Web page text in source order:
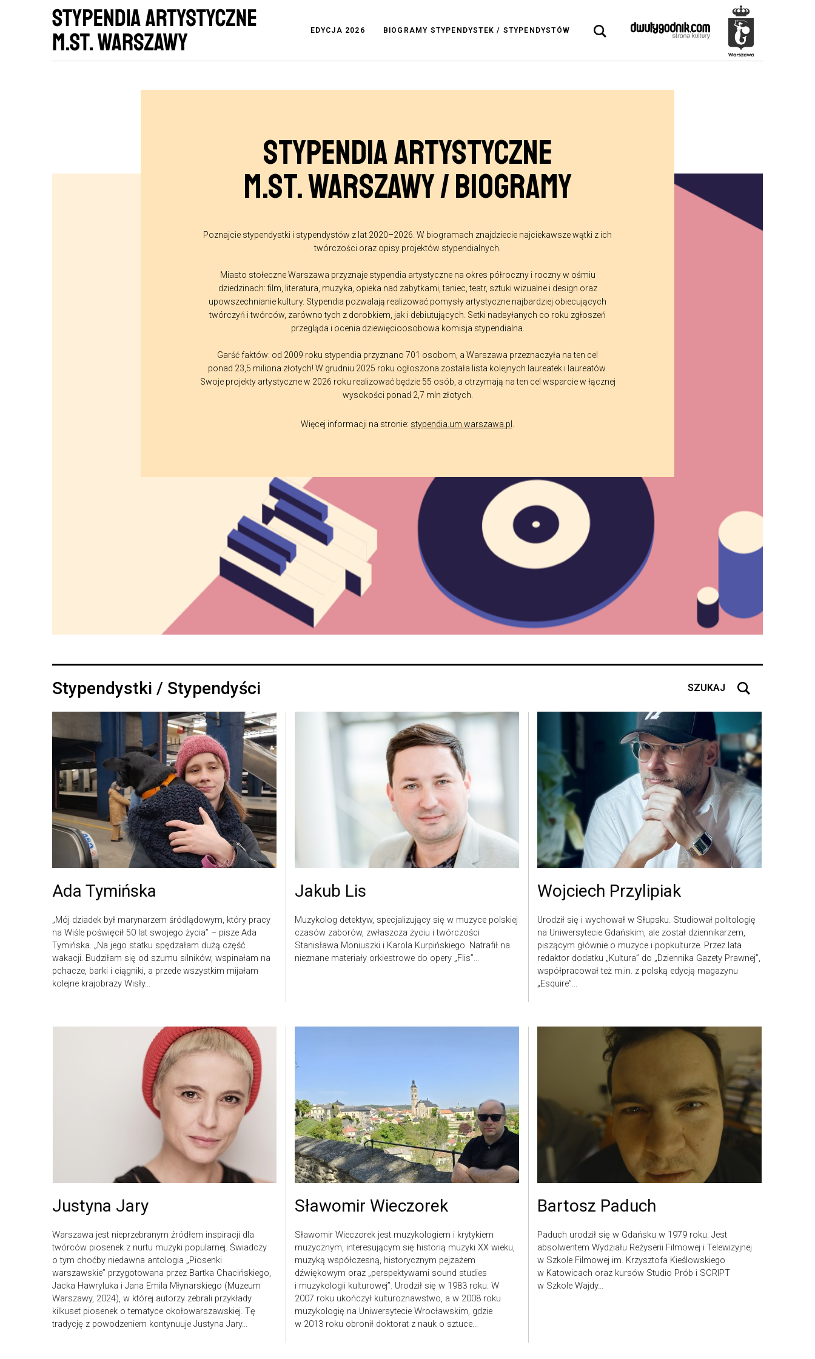
EDYCJA 2026 BIOGRAMY STYPENDYSTEK / STYPENDYSTÓW
STYPENDIA ARTYSTYCZNE
M.ST. WARSZAWY / BIOGRAMY
Poznajcie stypendystki i stypendystów z lat 2020–2026. W biogramach znajdziecie najciekawsze wątki z ich
twórczości oraz opisy projektów stypendialnych.
Miasto stołeczne Warszawa przyznaje stypendia artystyczne na okres półroczny i roczny w ośmiu
dziedzinach: film, literatura, muzyka, opieka nad zabytkami, taniec, teatr, sztuki wizualne i design oraz
upowszechnianie kultury. Stypendia pozwalają realizować pomysły artystyczne najbardziej obiecujących
twórczyń i twórców, zarówno tych z dorobkiem, jak i debiutujących. Setki nadsyłanych co roku zgłoszeń
przegląda i ocenia dziewięcioosobowa komisja stypendialna.
Garść faktów: od 2009 roku stypendia przyznano 701 osobom, a Warszawa przeznaczyła na ten cel
ponad 23,5 miliona złotych! W grudniu 2025 roku ogłoszona została lista kolejnych laureatek i laureatów.
Swoje projekty artystyczne w 2026 roku realizować będzie 55 osób, a otrzymają na ten cel wsparcie w łącznej
wysokości ponad 2,7 mln złotych.
Więcej informacji na stronie: stypendia.um.warszawa.pl
Stypendystki / Stypendyści SZUKAJ
Ada Tymińska
„Mój dziadek był marynarzem śródlądowym, który pracy
na Wiśle poświęcił 50 lat swojego życia” – pisze Ada
Tymińska. „Na jego statku spędzałam dużą część
wakacji. Budziłam się od szumu silników, wspinałam na
pchacze, barki i ciągniki, a przede wszystkim mijałam
kolejne krajobrazy Wisły...
Jakub Lis
Muzykolog detektyw, specjalizujący się w muzyce polskiej
czasów zaborów, zwłaszcza życiu i twórczości
Stanisława Moniuszki i Karola Kurpińskiego. Natrafił na
nieznane materiały orkiestrowe do opery „Flis”…
Wojciech Przylipiak
Urodził się i wychował w Słupsku. Studiował politologię
na Uniwersytecie Gdańskim, ale został dziennikarzem,
piszącym głównie o muzyce i popkulturze. Przez lata
redaktor dodatku „Kultura” do „Dziennika Gazety Prawnej”,
współpracował też m.in. z polską edycją magazynu
„Esquire”...
Justyna Jary
Warszawa jest nieprzebranym źródłem inspiracji dla
twórców piosenek z nurtu muzyki popularnej. Świadczy
o tym choćby niedawna antologia „Piosenki
warszawskie” przygotowana przez Bartka Chacińskiego,
Jacka Hawryluka i Jana Emila Młynarskiego (Muzeum
Warszawy, 2024), w której autorzy zebrali przykłady
kilkuset piosenek o tematyce okołowarszawskiej. Tę
tradycję z powodzeniem kontynuuje Justyna Jary...
Sławomir Wieczorek
Sławomir Wieczorek jest muzykologiem i krytykiem
muzycznym, interesującym się historią muzyki XX wieku,
muzyką współczesną, historycznym pejzażem
dźwiękowym oraz „perspektywami sound studies
i muzykologii kulturowej”. Urodził się w 1983 roku. W
2007 roku ukończył kulturoznawstwo, a w 2008 roku
muzykologię na Uniwersytecie Wrocławskim, gdzie
w 2013 roku obronił doktorat z nauk o sztuce...
Bartosz Paduch
Paduch urodził się w Gdańsku w 1979 roku. Jest
absolwentem Wydziału Reżyserii Filmowej i Telewizyjnej
w Szkole Filmowej im. Krzysztofa Kieślowskiego
w Katowicach oraz kursów Studio Prób i SCRIPT
w Szkole Wajdy…